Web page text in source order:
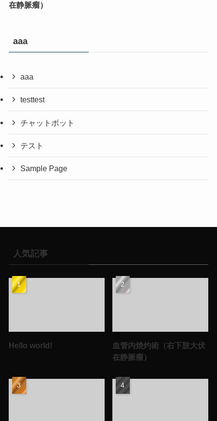
在静脈瘤）
aaa
aaa
testtest
チャットボット
テスト
Sample Page
人気記事
Hello world!
血管内焼灼術（右下肢大伏
在静脈瘤）